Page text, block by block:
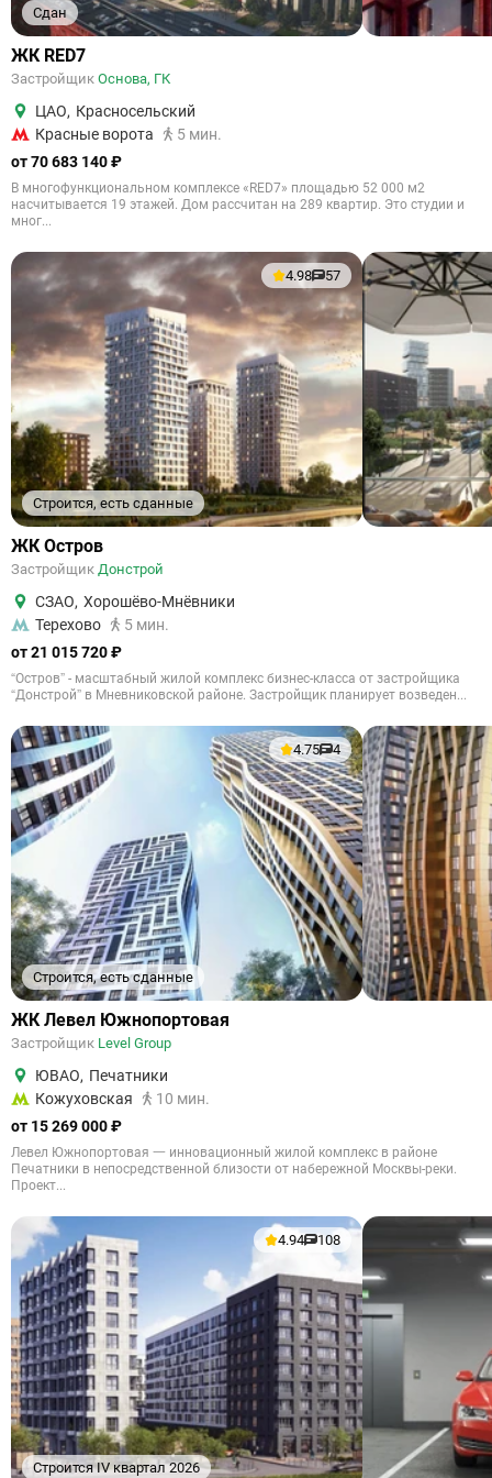
Сдан
ЖК RED7
Застройщик Основа, ГК
ЦАО, Красносельский
Красные ворота
5 мин.
от 70 683 140 ₽
В многофункциональном комплексе «RED7» площадью 52 000 м2
насчитывается 19 этажей. Дом рассчитан на 289 квартир. Это студии и
мног...
Строится, есть сданные
4.98 57
ЖК Остров
Застройщик Донстрой
СЗАО, Хорошёво-Мнёвники
Терехово
5 мин.
от 21 015 720 ₽
“Остров” - масштабный жилой комплекс бизнес-класса от застройщика
“Донстрой” в Мневниковской районе. Застройщик планирует возведен...
Строится, есть сданные
4.75 4
ЖК Левел Южнопортовая
Застройщик Level Group
ЮВАО, Печатники
Кожуховская
10 мин.
от 15 269 000 ₽
Левел Южнопортовая 一 инновационный жилой комплекс в районе
Печатники в непосредственной близости от набережной Москвы-реки.
Проект...
Строится IV квартал 2026
4.94 108